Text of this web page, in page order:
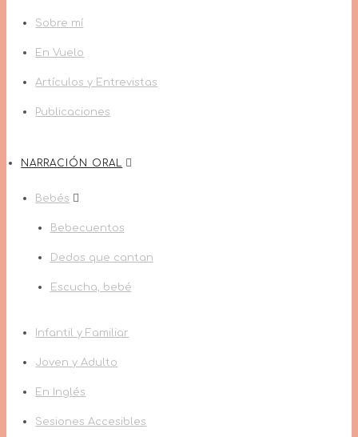
Sobre mí
En Vuelo
Artículos y Entrevistas
Publicaciones
NARRACIÓN ORAL
Bebés
Bebecuentos
Dedos que cantan
Escucha, bebé
Infantil y Familiar
Joven y Adulto
En Inglés
Sesiones Accesibles